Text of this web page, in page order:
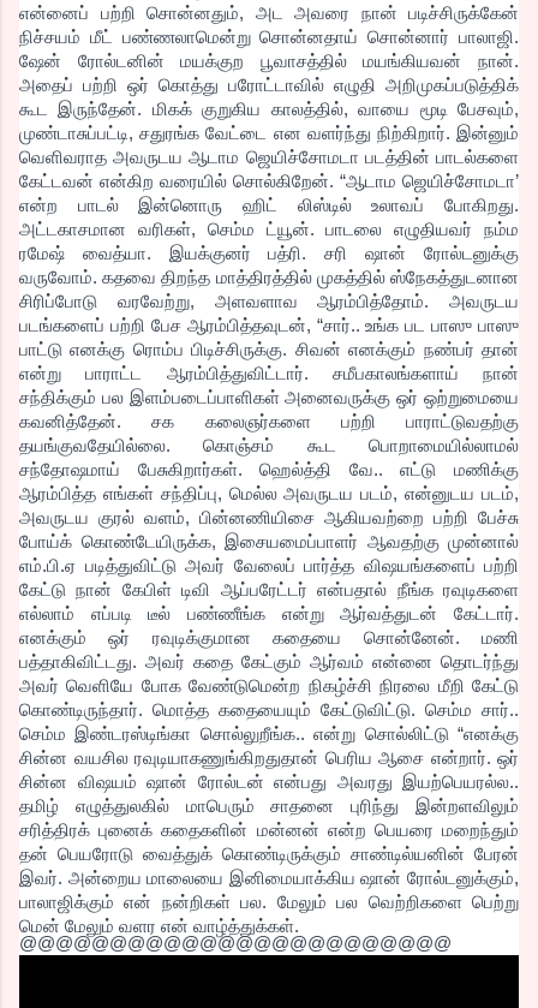
என்னைப் பற்றி சொன்னதும், அட அவரை நான் படிச்சிருக்கேன்
நிச்சயம் மீட் பண்ணலாமென்று சொன்னதாய் சொன்னார் பாலாஜி.
ஷேன் ரோல்டனின் மயக்குற பூவாசத்தில் மயங்கியவன் நான்.
அதைப் பற்றி ஒர் கொத்து பரோட்டாவில் எழுதி அறிமுகப்படுத்திக்
கூட இருந்தேன். மிகக் குறுகிய காலத்தில், வாயை மூடி பேசவும்,
முண்டாசுப்பட்டி, சதுரங்க வேட்டை என வளர்ந்து நிற்கிறார். இன்னும்
வெளிவராத அவருடய ஆடாம ஜெயிச்சோமடா படத்தின் பாடல்களை
கேட்டவன் என்கிற வரையில் சொல்கிறேன். “ஆடாம ஜெயிச்சோமடா’
என்ற பாடல் இன்னொரு ஹிட் லிஸ்டில் உலாவப் போகிறது.
அட்டகாசமான வரிகள், செம்ம ட்யூன். பாடலை எழுதியவர் நம்ம
ரமேஷ் வைத்யா. இயக்குனர் பத்ரி. சரி ஷான் ரோல்டனுக்கு
வருவோம். கதவை திறந்த மாத்திரத்தில் முகத்தில் ஸ்நேகத்துடனான
சிரிப்போடு வரவேற்று, அளவளாவ ஆரம்பித்தோம். அவருடய
படங்களைப் பற்றி பேச ஆரம்பித்தவுடன், “சார்.. உங்க பட பாஸு பாஸு
பாட்டு எனக்கு ரொம்ப பிடிச்சிருக்கு. சிவன் எனக்கும் நண்பர் தான்
என்று பாராட்ட ஆரம்பித்துவிட்டார். சமீபகாலங்களாய் நான்
சந்திக்கும் பல இளம்படைப்பாளிகள் அனைவருக்கு ஒர் ஒற்றுமையை
கவனித்தேன். சக கலைஞர்களை பற்றி பாராட்டுவதற்கு
தயங்குவதேயில்லை. கொஞ்சம் கூட பொறாமையில்லாமல்
சந்தோஷமாய் பேசுகிறார்கள். ஹெல்த்தி வே.. எட்டு மணிக்கு
ஆரம்பித்த எங்கள் சந்திப்பு, மெல்ல அவருடய படம், என்னுடய படம்,
அவருடய குரல் வளம், பின்னணியிசை ஆகியவற்றை பற்றி பேச்சு
போய்க் கொண்டேயிருக்க, இசையமைப்பாளர் ஆவதற்கு முன்னால்
எம்.பி.ஏ படித்துவிட்டு அவர் வேலைப் பார்த்த விஷயங்களைப் பற்றி
கேட்டு நான் கேபிள் டிவி ஆப்பரேட்டர் என்பதால் நீங்க ரவுடிகளை
எல்லாம் எப்படி டீல் பண்ணீங்க என்று ஆர்வத்துடன் கேட்டார்.
எனக்கும் ஒர் ரவுடிக்குமான கதையை சொன்னேன். மணி
பத்தாகிவிட்டது. அவர் கதை கேட்கும் ஆர்வம் என்னை தொடர்ந்து
அவர் வெளியே போக வேண்டுமென்ற நிகழ்ச்சி நிரலை மீறி கேட்டு
கொண்டிருந்தார். மொத்த கதையையும் கேட்டுவிட்டு. செம்ம சார்..
செம்ம இண்டரஸ்டிங்கா சொல்லுறீங்க.. என்று சொல்லிட்டு “எனக்கு
சின்ன வயசில ரவுடியாகணுங்கிறதுதான் பெரிய ஆசை என்றார். ஒர்
சின்ன விஷயம் ஷான் ரோல்டன் என்பது அவரது இயற்பெயரல்ல..
தமிழ் எழுத்துலகில் மாபெரும் சாதனை புரிந்து இன்றளவிலும்
சரித்திரக் புனைக் கதைகளின் மன்னன் என்ற பெயரை மறைந்தும்
தன் பெயரோடு வைத்துக் கொண்டிருக்கும் சாண்டில்யனின் பேரன்
இவர். அன்றைய மாலையை இனிமையாக்கிய ஷான் ரோல்டனுக்கும்,
பாலாஜிக்கும் என் நன்றிகள் பல. மேலும் பல வெற்றிகளை பெற்று
மென் மேலும் வளர என் வாழ்த்துக்கள்.
@@@@@@@@@@@@@@@@@@@@@@@@